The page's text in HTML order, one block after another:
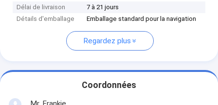
Délai de livraison
7 à 21 jours
Détails d'emballage
Emballage standard pour la navigation
Regardez plus
Coordonnées